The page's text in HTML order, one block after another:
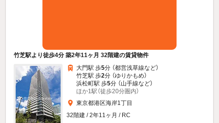
竹芝駅より徒歩4分 築2年11ヶ月 32階建の賃貸物件
大門駅 歩5分 （都営浅草線など）
竹芝駅 歩2分 （ゆりかもめ）
浜松町駅 歩5分 （山手線など）
ほか1駅（徒歩20分圏内）
東京都港区海岸1丁目
32階建 / 2年11ヶ月 / RC